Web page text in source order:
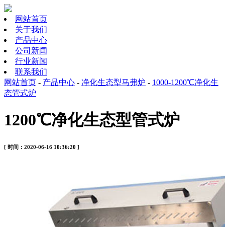
网站首页
关于我们
产品中心
公司新闻
行业新闻
联系我们
网站首页 - 产品中心 - 净化生态型马弗炉 - 1000-1200℃净化生
态管式炉
1200℃净化生态型管式炉
[ 时间：2020-06-16 10:36:20 ]